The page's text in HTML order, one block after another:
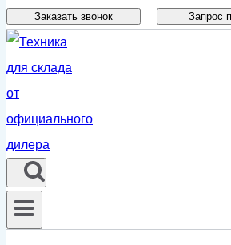
Заказать звонок Запрос